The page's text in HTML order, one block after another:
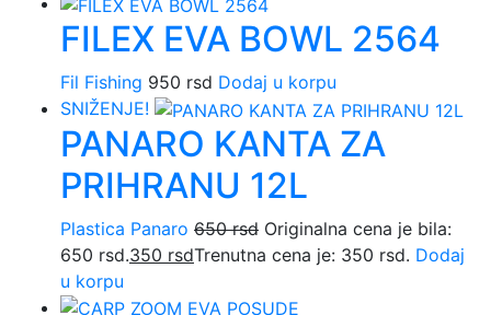
FILEX EVA BOWL 2564
Fil Fishing 950 rsd Dodaj u korpu
SNIŽENJE!
PANARO KANTA ZA
PRIHRANU 12L
Plastica Panaro 650rsd Originalna cena je bila:
650 rsd.350 rsdTrenutna cena je: 350 rsd. Dodaj
u korpu